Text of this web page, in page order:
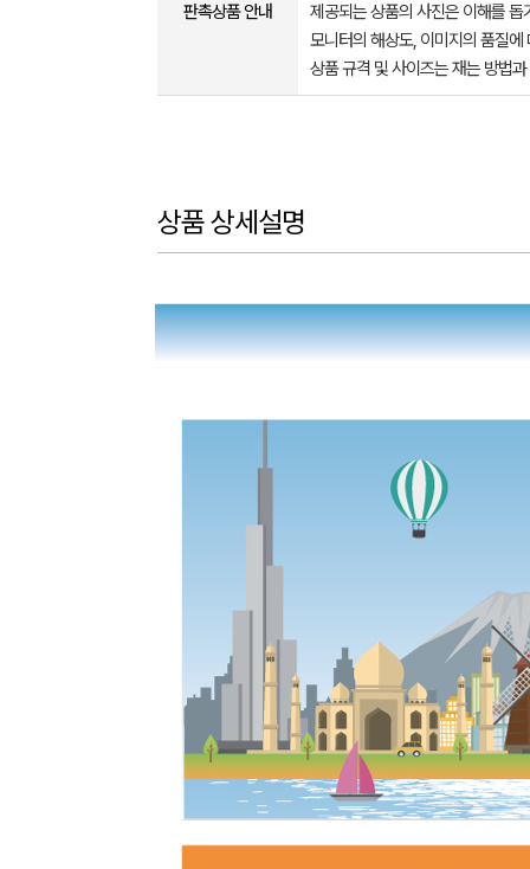
판촉상품 안내
제공되는 상품의 사진은 이해를
모니터의 해상도, 이미지의 품질
상품 규격 및 사이즈는 재는 방법
상품 상세설명